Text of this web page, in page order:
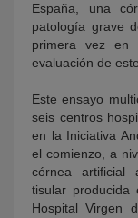
España, una
patología grave
primera vez en
evaluación de
Este ensayo
seis centros
en la Iniciativa
el comienzo, a
córnea artificial
tisular producida
Hospital Virgen